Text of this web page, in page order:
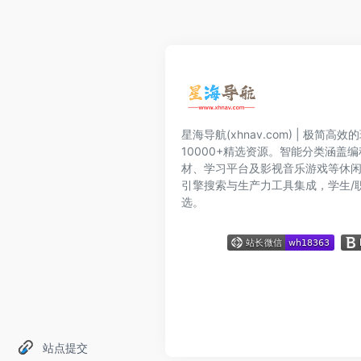
站点提交
星海导航(xhnav.com) | 极简高效
10000+精选资源。智能分类涵盖
材、学习平台及影视音乐游戏等休
引擎搜索与生产力工具集成，学生/
选。